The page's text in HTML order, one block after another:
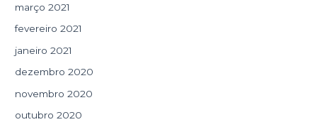
março 2021
fevereiro 2021
janeiro 2021
dezembro 2020
novembro 2020
outubro 2020